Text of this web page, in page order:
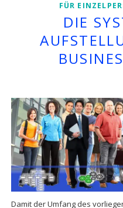
FÜR
DIE
Damit der Umfang des